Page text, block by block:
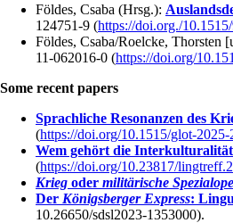
Földes, Csaba (Hrsg.):
124751-9 (https://doi.org./
Földes, Csaba/Roelcke, Thorsten
11-062016-0 (https://doi.org/
Some recent papers
Sprachliche Resonanzen des
(https://doi.org/10.1515/glot-2025-
Wem gehört die
(https://doi.org/10.23817/
Krieg oder militärische
Der Königsberger Express:
10.26650/sdsl2023-1353000).